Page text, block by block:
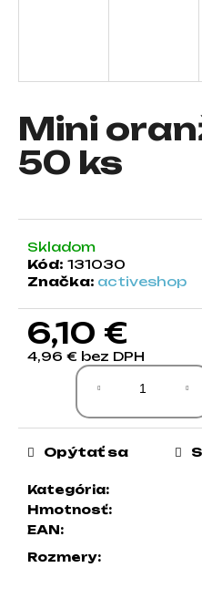
Mini
50 ks
Skladom
Kód: 131030
Značka: activeshop
6,10 €
4,96 € bez DPH
Jednotková cena:
Kategória:
Hmotnosť:
EAN:
Rozmery:
Opýtať sa
?
O
d
p
o
r
a
m